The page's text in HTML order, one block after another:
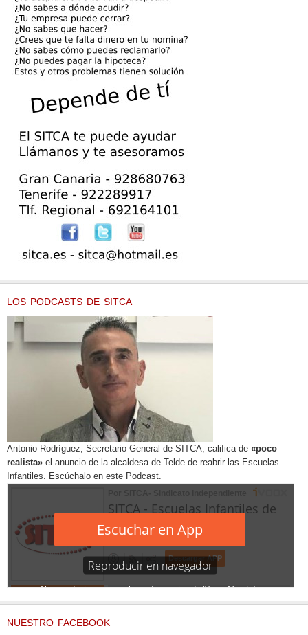
LOS PODCASTS DE SITCA
Antonio Rodríguez, Secretario General de SITCA, califica de «poco
realista» el anuncio de la alcaldesa de Telde de reabrir las Escuelas
Infantiles. Escúchalo en este Podcast.
NUESTRO FACEBOOK